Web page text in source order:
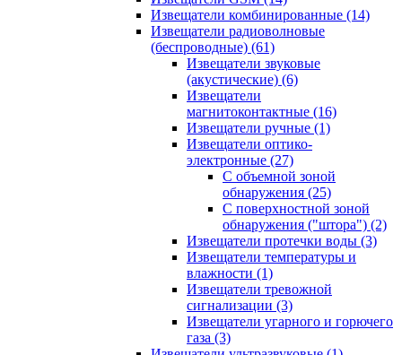
Извещатели комбинированные (14)
Извещатели радиоволновые
(беспроводные) (61)
Извещатели звуковые
(акустические) (6)
Извещатели
магнитоконтактные (16)
Извещатели ручные (1)
Извещатели оптико-
электронные (27)
С объемной зоной
обнаружения (25)
С поверхностной зоной
обнаружения ("штора") (2)
Извещатели протечки воды (3)
Извещатели температуры и
влажности (1)
Извещатели тревожной
сигнализации (3)
Извещатели угарного и горючего
газа (3)